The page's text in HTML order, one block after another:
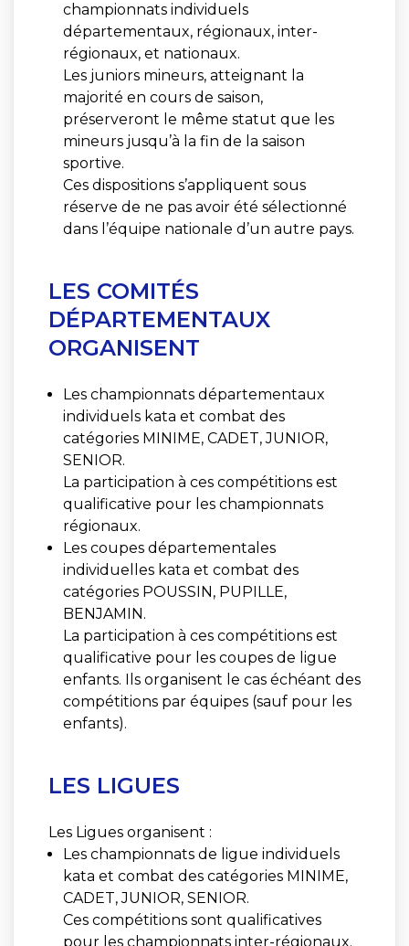
championnats individuels
départementaux, régionaux, inter-
régionaux, et nationaux.
Les juniors mineurs, atteignant la
majorité en cours de saison,
préserveront le même statut que les
mineurs jusqu’à la fin de la saison
sportive.
Ces dispositions s’appliquent sous
réserve de ne pas avoir été sélectionné
dans l’équipe nationale d’un autre pays.
LES COMITÉS
DÉPARTEMENTAUX
ORGANISENT
Les championnats départementaux
individuels kata et combat des
catégories MINIME, CADET, JUNIOR,
SENIOR.
La participation à ces compétitions est
qualificative pour les championnats
régionaux.
Les coupes départementales
individuelles kata et combat des
catégories POUSSIN, PUPILLE,
BENJAMIN.
La participation à ces compétitions est
qualificative pour les coupes de ligue
enfants. Ils organisent le cas échéant des
compétitions par équipes (sauf pour les
enfants).
LES LIGUES
Les Ligues organisent :
Les championnats de ligue individuels
kata et combat des catégories MINIME,
CADET, JUNIOR, SENIOR.
Ces compétitions sont qualificatives
pour les championnats inter-régionaux.